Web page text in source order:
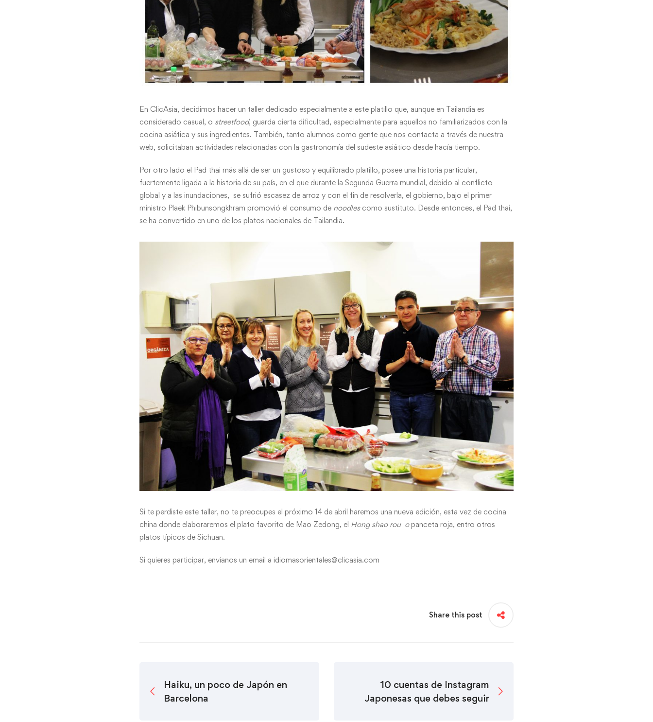
En ClicAsia, decidimos hacer un taller dedicado especialmente a este platillo que, aunque en Tailandia es
considerado casual, o streetfood, guarda cierta dificultad, especialmente para aquellos no familiarizados con la
cocina asiática y sus ingredientes. También, tanto alumnos como gente que nos contacta a través de nuestra
web, solicitaban actividades relacionadas con la gastronomía del sudeste asiático desde hacía tiempo.
Por otro lado el Pad thai más allá de ser un gustoso y equilibrado platillo, posee una historia particular,
fuertemente ligada a la historia de su país, en el que durante la Segunda Guerra mundial, debido al conflicto
global y a las inundaciones, se sufrió escasez de arroz y con el fin de resolverla, el gobierno, bajo el primer
ministro Plaek Phibunsongkhram promovió el consumo de noodlescomo sustituto. Desde entonces, el Pad thai,
se ha convertido en uno de los platos nacionales de Tailandia.
Si te perdiste este taller, no te preocupes el próximo 14 de abril haremos una nueva edición, esta vez de cocina
china donde elaboraremos el plato favorito de Mao Zedong, el Hong shao rou opanceta roja, entro otros
platos típicos de Sichuan.
Si quieres participar, envíanos un email a idiomasorientales@clicasia.com
Share this post
Haiku, un poco de Japón en
Barcelona
10 cuentas de Instagram
Japonesas que debes seguir